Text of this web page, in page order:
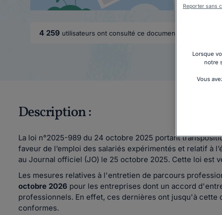
4 259 utilisateurs ont consulté ce document rh
Description :
La loi n°2025-989 du 24 octobre 2025 portant
faveur de l’emploi des salariés expérimentés et relatif à
au Journal officiel (JO) le 25 octobre 2025. Cette loi est
Les mesures relatives à l'entretien de parcours
octobre 2026 pour les entreprises dont un accord
professionnels. En effet, ces dernières ont jusqu'à
conformes.
Lorsque
notre
Vous
Reporter sans